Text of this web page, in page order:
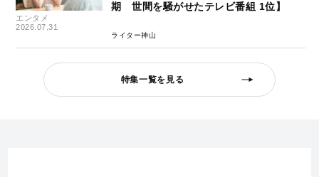
エンタメ
2026.07.31
期 世間を騒がせたテレビ番組 1位】
ライター神山
特集一覧を見る